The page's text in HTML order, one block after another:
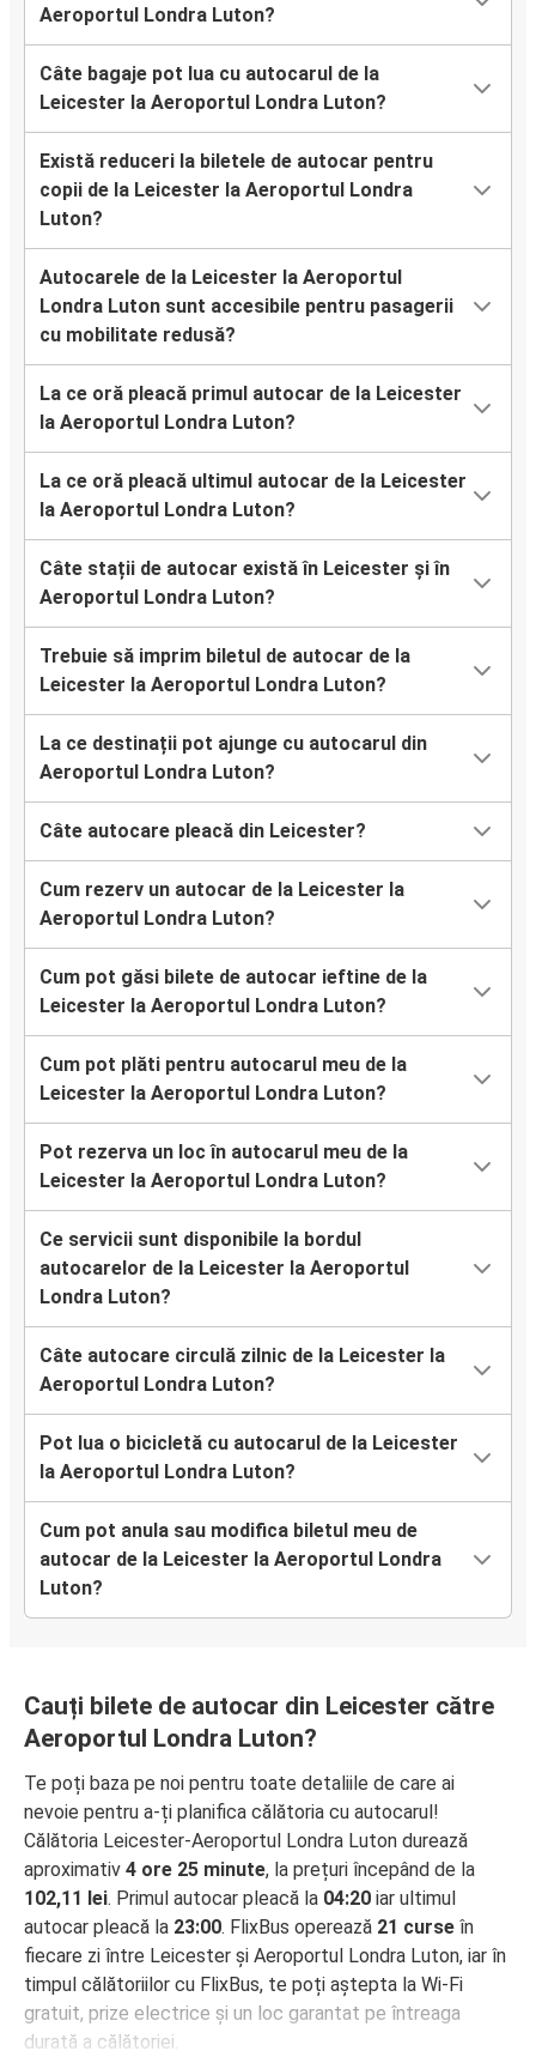
Aeroportul Londra Luton?
Câte bagaje pot lua cu autocarul de la
Leicester la Aeroportul Londra Luton?
Există reduceri la biletele de autocar pentru
copii de la Leicester la Aeroportul Londra
Luton?
Autocarele de la Leicester la Aeroportul
Londra Luton sunt accesibile pentru pasagerii
cu mobilitate redusă?
La ce oră pleacă primul autocar de la Leicester
la Aeroportul Londra Luton?
La ce oră pleacă ultimul autocar de la Leicester
la Aeroportul Londra Luton?
Câte stații de autocar există în Leicester și în
Aeroportul Londra Luton?
Trebuie să imprim biletul de autocar de la
Leicester la Aeroportul Londra Luton?
La ce destinații pot ajunge cu autocarul din
Aeroportul Londra Luton?
Câte autocare pleacă din Leicester?
Cum rezerv un autocar de la Leicester la
Aeroportul Londra Luton?
Cum pot găsi bilete de autocar ieftine de la
Leicester la Aeroportul Londra Luton?
Cum pot plăti pentru autocarul meu de la
Leicester la Aeroportul Londra Luton?
Pot rezerva un loc în autocarul meu de la
Leicester la Aeroportul Londra Luton?
Ce servicii sunt disponibile la bordul
autocarelor de la Leicester la Aeroportul
Londra Luton?
Câte autocare circulă zilnic de la Leicester la
Aeroportul Londra Luton?
Pot lua o bicicletă cu autocarul de la Leicester
la Aeroportul Londra Luton?
Cum pot anula sau modifica biletul meu de
autocar de la Leicester la Aeroportul Londra
Luton?
Cauți bilete de autocar din Leicester către
Aeroportul Londra Luton?
Te poți baza pe noi pentru toate detaliile de care ai
nevoie pentru a-ți planifica călătoria cu autocarul!
Călătoria Leicester-Aeroportul Londra Luton durează
aproximativ 4 ore 25 minute, la prețuri începând de la
102,11 lei. Primul autocar pleacă la 04:20 iar ultimul
autocar pleacă la 23:00. FlixBus operează 21 curse în
fiecare zi între Leicester și Aeroportul Londra Luton, iar în
timpul călătoriilor cu FlixBus, te poți aștepta la Wi-Fi
gratuit, prize electrice și un loc garantat pe întreaga
durată a călătoriei.